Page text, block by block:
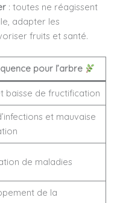
: toutes ne réagissent
adapter les
fruits et santé.
pour l’arbre
baisse de fructification
et mauvaise
de maladies
de la